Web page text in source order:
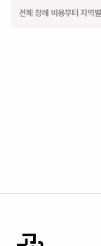
전체 장례 비용부터 지역